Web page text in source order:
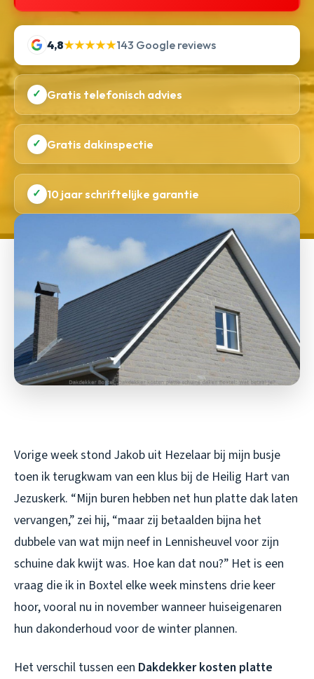
4,8★★★★★143 Google reviews
✓ Gratis telefonisch advies
✓ Gratis dakinspectie
✓ 10 jaar schriftelijke garantie
Vorige week stond Jakob uit Hezelaar bij mijn busje
toen ik terugkwam van een klus bij de Heilig Hart van
Jezuskerk. “Mijn buren hebben net hun platte dak laten
vervangen,” zei hij, “maar zij betaalden bijna het
dubbele van wat mijn neef in Lennisheuvel voor zijn
schuine dak kwijt was. Hoe kan dat nou?” Het is een
vraag die ik in Boxtel elke week minstens drie keer
hoor, vooral nu in november wanneer huiseigenaren
hun dakonderhoud voor de winter plannen.
Het verschil tussen een Dakdekker kosten platte